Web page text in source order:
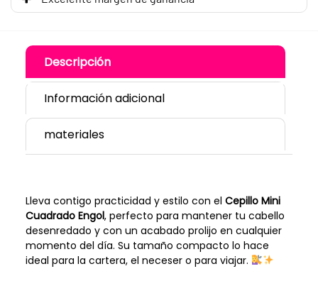
Descripción
Información adicional
materiales
Lleva contigo practicidad y estilo con el Cepillo Mini
Cuadrado Engol, perfecto para mantener tu cabello
desenredado y con un acabado prolijo en cualquier
momento del día. Su tamaño compacto lo hace
ideal para la cartera, el neceser o para viajar.